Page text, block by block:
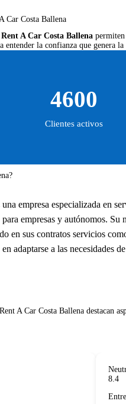
Car Costa Ballena
A Car Costa Ballena
la confianza que genera la
4600
Clientes activos
empresa especializada en
empresas y autónomos. Su
en sus contratos servicios
adaptarse a las necesidades
Neutro
8.4